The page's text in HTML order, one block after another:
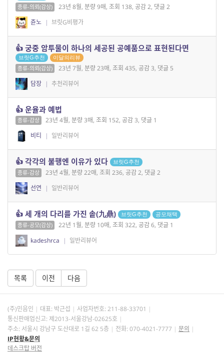
종류-의뢰(감상)
23년 8월, 분량 9매, 조회 138, 공감 2, 댓글 2
쥰노 | 브릿G비평가
👍 궁중 암투물이 하나의 세공된 공예품으로 표현된다면
브릿G추천 이달의리뷰
종류-의뢰(감상)
23년 7월, 분량 23매, 조회 435, 공감 3, 댓글 5
담장 | 추천리뷰어
👍 운율과 예법
종류-감상
23년 4월, 분량 3매, 조회 152, 공감 3, 댓글 1
비티
| 일반리뷰어
👍 각각의 불행엔 이유가 있다 브릿G추천
종류-감상
23년 4월, 분량 22매, 조회 236, 공감 2, 댓글 2
선연
| 일반리뷰어
👍 세 개의 다리를 가진 솥(九鼎) 브릿G추천 공모채택
종류-공모(감상)
22년 1월, 분량 10매, 조회 322, 공감 6, 댓글 1
kadeshrca
| 일반리뷰어
목록 이전 다음
(주)민음인 대표: 박근섭 사업자번호: 211-88-33701
통신판매업신고: 제2013-서울강남-02625호
주소: 서울시 강남구 도산대로 1길 62 5층
전화: 070-4021-7777
문의
IP현황&문의
데스크탑 버전